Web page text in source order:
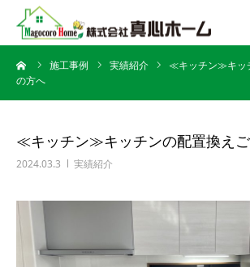
施工事例 実績紹介
≪キッチン≫キッ
の方へ
≪キッチン≫キッチンの配置換え
2024.03.3 実績紹介
会社案内
施工迄の流れ
よくある質問